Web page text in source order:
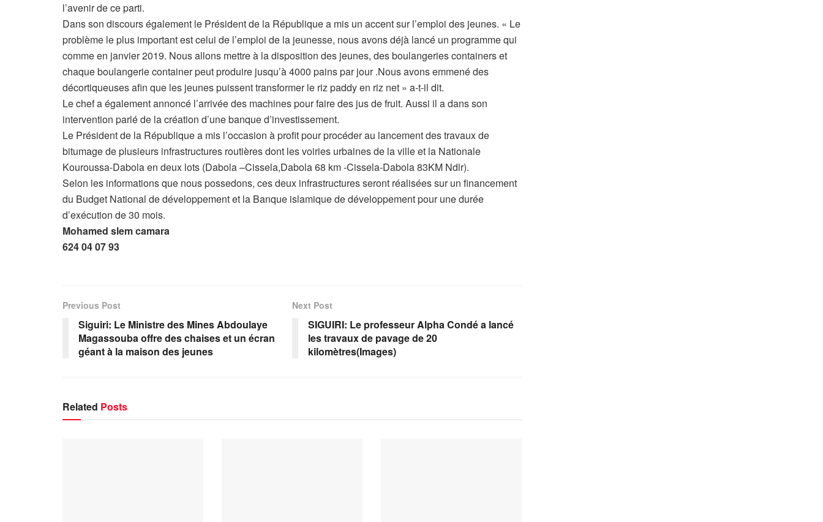
l’avenir de ce parti.
Dans son discours également le Président de la République a mis un accent sur l’emploi des jeunes. « Le
problème le plus important est celui de l’emploi de la jeunesse, nous avons déjà lancé un programme qui
comme en janvier 2019. Nous allons mettre à la disposition des jeunes, des boulangeries containers et
chaque boulangerie container peut produire jusqu’à 4000 pains par jour .Nous avons emmené des
décortiqueuses afin que les jeunes puissent transformer le riz paddy en riz net » a-t-il dit.
Le chef a également annoncé l’arrivée des machines pour faire des jus de fruit. Aussi il a dans son
intervention parlé de la création d’une banque d’investissement.
Le Président de la République a mis l’occasion à profit pour procéder au lancement des travaux de
bitumage de plusieurs infrastructures routières dont les voiries urbaines de la ville et la Nationale
Kouroussa-Dabola en deux lots (Dabola –Cissela,Dabola 68 km -Cissela-Dabola 83KM Ndlr).
Selon les informations que nous possedons, ces deux infrastructures seront réalisées sur un financement
du Budget National de développement et la Banque islamique de développement pour une durée
d’exécution de 30 mois.
Mohamed slem camara
624 04 07 93
Previous Post
Siguiri: Le Ministre des Mines Abdoulaye
Magassouba offre des chaises et un écran
géant à la maison des jeunes
Next Post
SIGUIRI: Le professeur Alpha Condé a lancé
les travaux de pavage de 20
kilomètres(Images)
Related Posts